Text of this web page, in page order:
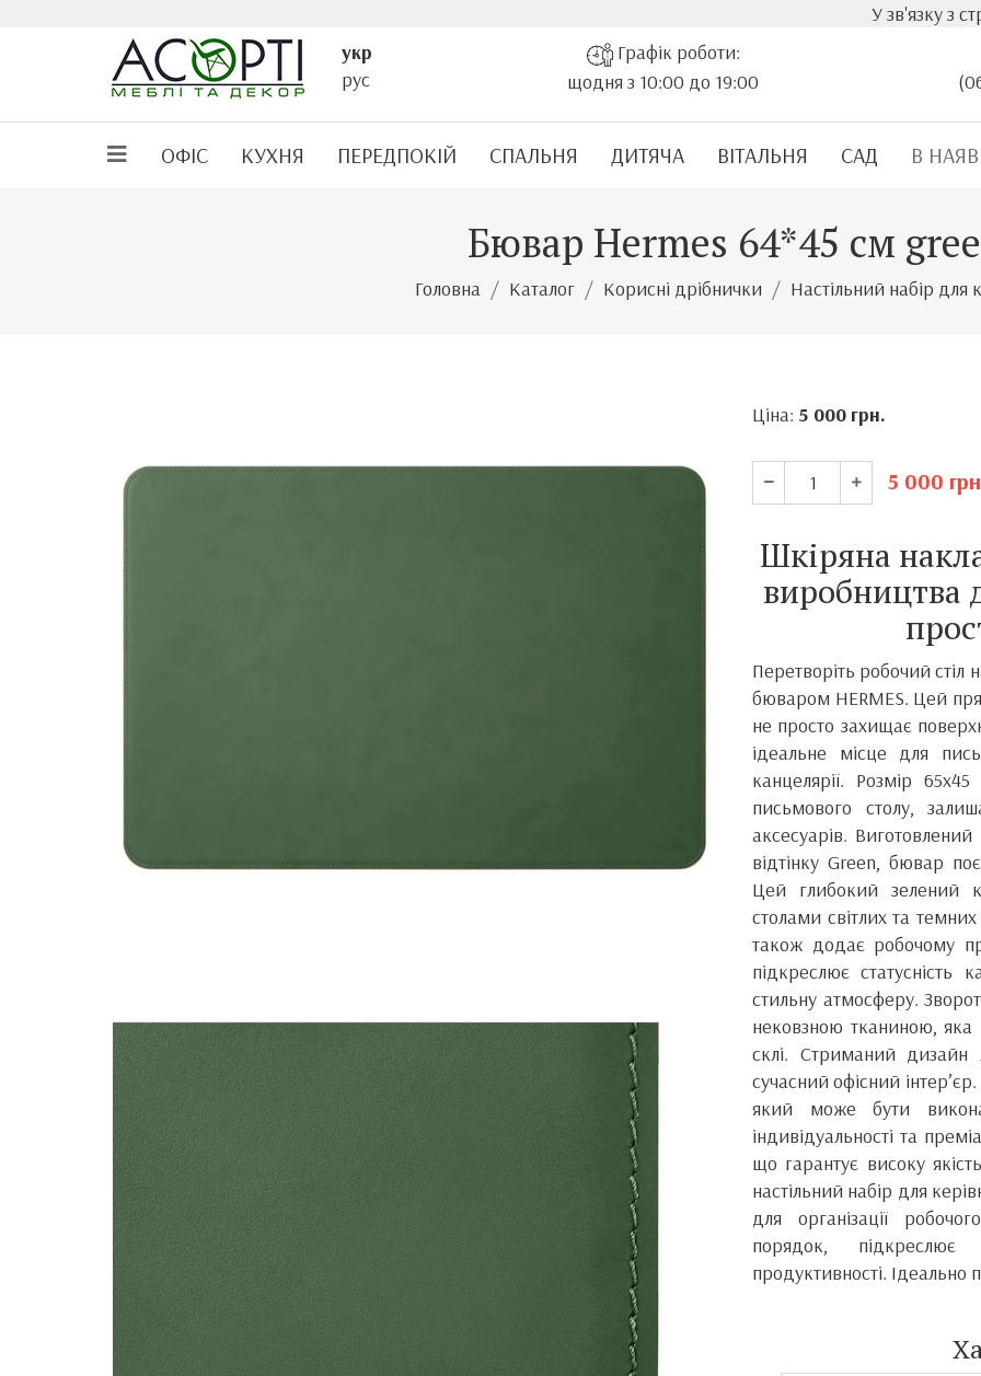
У зв'язку з стрімким
укр
рус
Графік роботи:
щодня з 10:00 до 19:00
ОФІС КУХНЯ ПЕРЕДПОКІЙ СПАЛЬНЯ ДИТЯЧА ВІТАЛЬНЯ САД В
Бювар Hermes 64*45 см
Головна Каталог Корисні дрібнички Настільний набір для
Ціна: 5 000 грн.
5 000
Шкіряна
виробництва
Перетворіть робочий стіл
бюваром HERMES. Цей
не просто захищає
ідеальне місце для
канцелярії. Розмір
письмового столу,
аксесуарів.
відтінку Green, бювар
Цей глибокий зелений
столами світлих та темних
також додає робочому
підкреслює статусність
стильну атмосферу.
нековзною тканиною,
склі. Стриманий дизайн
сучасний офісний
який може бути
індивідуальності та
що гарантує високу
настільний набір для
для організації
порядок,
продуктивності. Ідеально